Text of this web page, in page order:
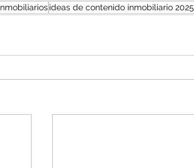
ideas de contenido inmobiliario 2025